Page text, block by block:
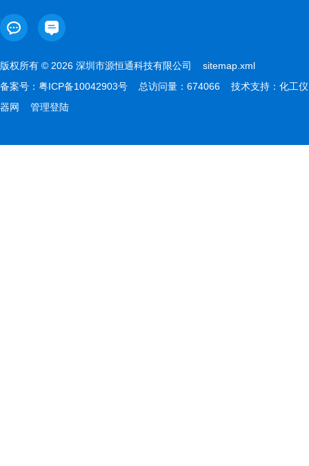
版权所有 © 2026 深圳市源恒通科技有限公司 sitemap.xml
备案号： 粤ICP备10042903号 总访问量：674066 技术支持： 化工仪
器网
管理登陆